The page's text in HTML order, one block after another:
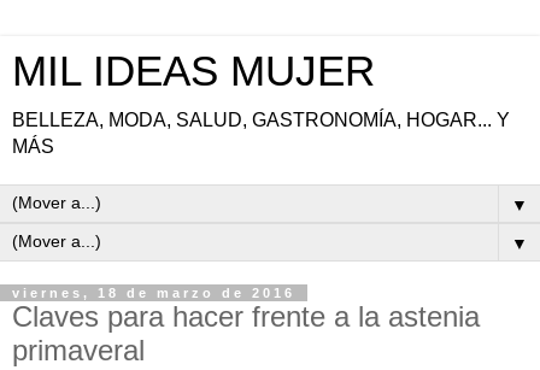
MIL IDEAS MUJER
BELLEZA, MODA, SALUD, GASTRONOMÍA, HOGAR... Y
MÁS
▼
▼
viernes, 18 de marzo de 2016
Claves para hacer frente a la astenia
primaveral